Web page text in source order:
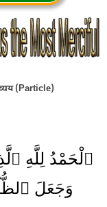
(Particle)
ٱلْحَمْدُ لِلَّهِ
وَجَعَلَ